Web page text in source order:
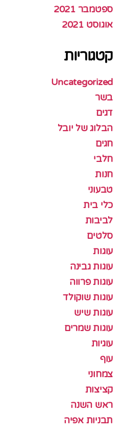
ספטמבר 2021
אוגוסט 2021
קטגוריות
Uncategorized
בשר
דגים
הבלוג של יובל
חגים
חלבי
חנות
טבעוני
כלי בית
לביבות
סלטים
עוגות
עוגות גבינה
עוגות פרווה
עוגות שוקולד
עוגות שיש
עוגות שמרים
עוגיות
עוף
צמחוני
קציצות
ראש השנה
תבניות אפיה